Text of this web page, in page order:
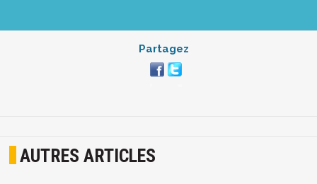
Partagez
AUTRES ARTICLES